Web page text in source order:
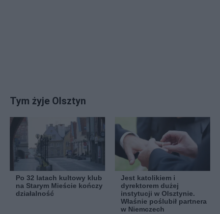
Tym żyje Olsztyn
Po 32 latach kultowy klub
na Starym Mieście kończy
działalność
Jest katolikiem i
dyrektorem dużej
instytucji w Olsztynie.
Właśnie poślubił partnera
w Niemczech